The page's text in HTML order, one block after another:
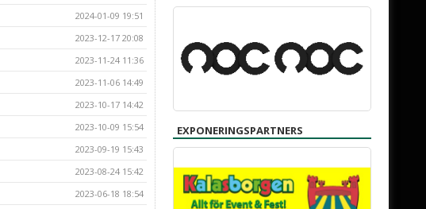
2024-01-09 19:51
2023-12-17 20:08
2023-11-24 11:36
2023-11-06 14:49
2023-10-17 14:42
2023-10-09 15:54
2023-09-19 15:43
2023-08-24 15:42
2023-06-18 18:54
EXPONERINGSPARTNERS